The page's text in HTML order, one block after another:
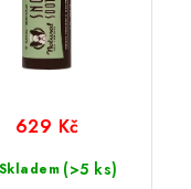
Skladem (>5 ks)
629 Kč